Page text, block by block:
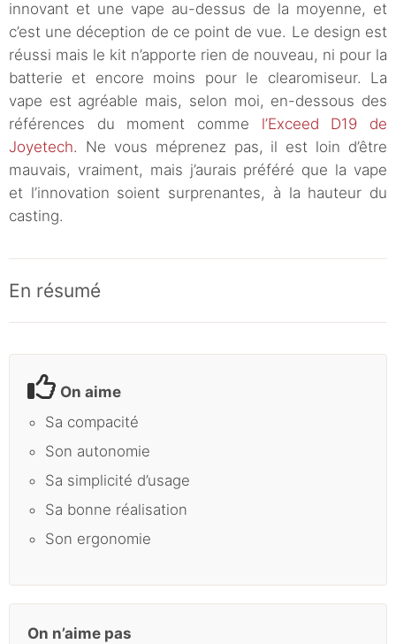
innovant et une vape au-dessus de la moyenne, et
c’est une déception de ce point de vue. Le design est
réussi mais le kit n’apporte rien de nouveau, ni pour la
batterie et encore moins pour le clearomiseur. La
vape est agréable mais, selon moi, en-dessous des
références du moment comme l’Exceed D19 de
Joyetech. Ne vous méprenez pas, il est loin d’être
mauvais, vraiment, mais j’aurais préféré que la vape
et l’innovation soient surprenantes, à la hauteur du
casting.
En résumé
On aime
Sa compacité
Son autonomie
Sa simplicité d’usage
Sa bonne réalisation
Son ergonomie
On n’aime pas